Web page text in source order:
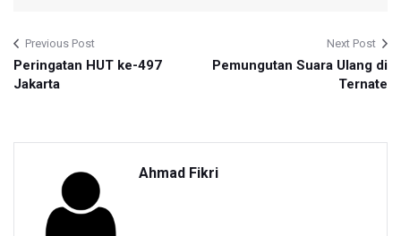
Previous Post
Peringatan HUT ke-497
Jakarta
Next Post
Pemungutan Suara Ulang di
Ternate
Ahmad Fikri